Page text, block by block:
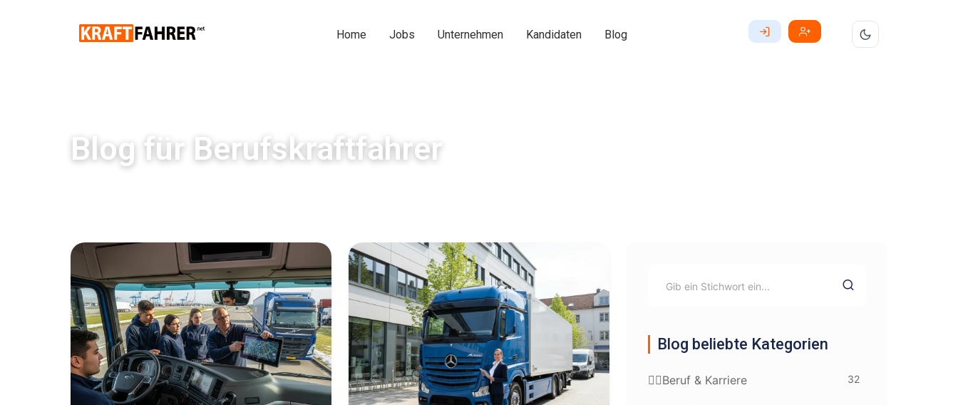
Home Jobs Unternehmen Kandidaten Blog
Blog für Berufskraftfahrer
Blog beliebte Kategorien
👷‍♂️Beruf & Karriere 32